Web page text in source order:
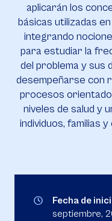
aplicarán los
básicas utilizadas
integrando
para estudiar la
del problema y sus
desempeñarse con
procesos
niveles de salud y
individuos, familias
Fecha de
septiembre,